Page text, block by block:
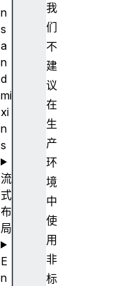
我
们
不
建
议
在
生
产
环
境
中
使
用
非
标
n
s
a
n
d
mi
xi
n
s
流
式
布
局
E
n